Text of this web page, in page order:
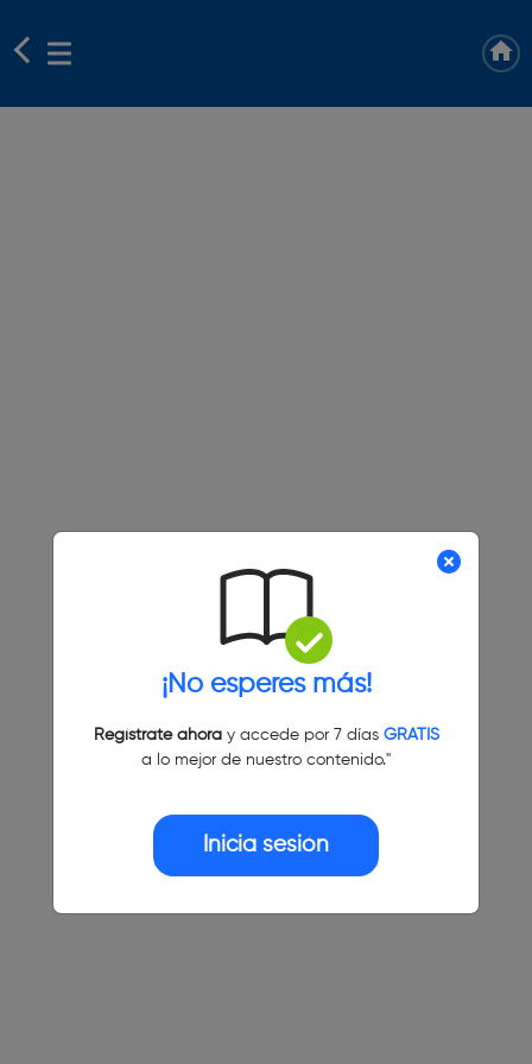
¡No esperes más!
Regístrate ahoray accede por 7 días GRATIS
a lo mejor de nuestro contenido."
Inicia sesión